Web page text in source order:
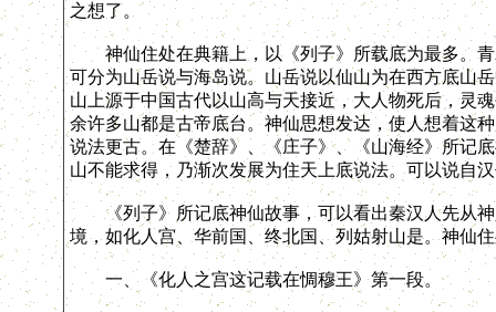
之想了。
神仙住处在典籍上，以《列子》所载底为最多。青
可分为山岳说与海岛说。山岳说以仙山为在西方底山
山上源于中国古代以山高与天接近，大人物死后，灵
余许多山都是古帝底台。神仙思想发达，使人想着这
说法更古。在《楚辞》、《庄子》、《山海经》所记
山不能求得，乃渐次发展为住天上底说法。可以说自
《列子》所记底神仙故事，可以看出秦汉人先从神
境，如化人宫、华前国、终北国、列姑射山是。神仙
一、《化人之宫这记载在惆穆王》第一段。